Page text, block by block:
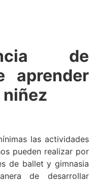
de
aprender
las actividades
pueden realizar por
de ballet y gimnasia
de desarrollar